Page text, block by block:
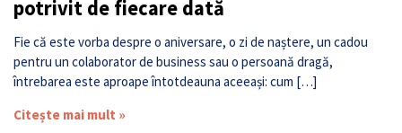
potrivit de fiecare dată
Fie că este vorba despre o aniversare, o zi de naștere, un cadou
pentru un colaborator de business sau o persoană dragă,
întrebarea este aproape întotdeauna aceeași: cum […]
Citește mai mult »